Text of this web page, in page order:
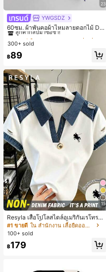
23
YWGSDZ
60ซม. ผ้าพันคอผ้าไหมลายดอกไม้ Dit
sy สีเบจ, เครื่องประดับใหม่สำหรับผู้หญิ
งฤดูใบไม้ผลิ/ฤดูใบไม้ร่วง, ผ้าพันคอผืน
#1 ขายดี
ลูกค้ากลับมาซื้อซ้ำ!
#1 ขายดี
ลูกค้ากลับมาซื้อซ้ำ!
#1 ขายดี
ลูกค้ากลับมาซื้อซ้ำ!
#1 ขายดี
ใน สีเบจ ผ้าพันคอทรงสี่เหลี่ยมและผ้าพันคอสำหรับผู้
300+ sold
฿89
15
Resyla เสื้อโปโลสไตล์อเมริกันเรโทรสำ
หรับผู้หญิง, เสื้อยืดแขนสั้นสำหรับผู้หญิ
ง, ลายม้า, สไตล์ Y2K, เสื้อโปโลแขนสั้น
#1 ขายดี
ใน สำนักงาน เสื้อยืดออฟฟิศ
100+ sold
฿179